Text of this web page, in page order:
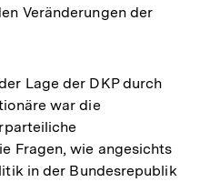
Veränderungen der
Lage der DKP durch
war die
Fragen, wie angesichts
in der Bundesrepublik